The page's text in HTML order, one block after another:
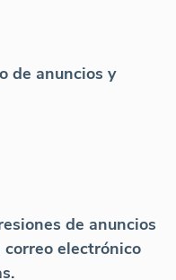
de anuncios y
de anuncios
electrónico